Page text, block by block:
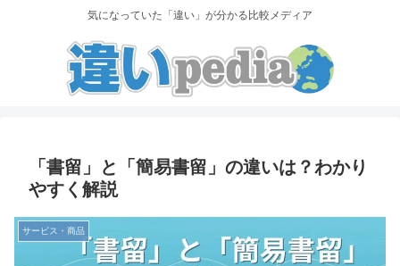
気になっていた「違い」が分かる比較メディア
「書留」と「簡易書留」の違いは？わかり
やすく解説
サービス・商品